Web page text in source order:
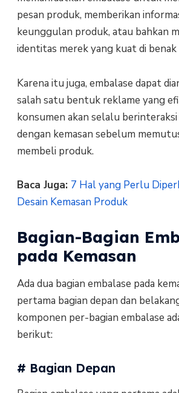
pesan produk, memberikan
keunggulan produk, atau bahkan
identitas merek yang kuat di
Karena itu juga, embalase dapat
salah satu bentuk reklame yang
konsumen akan selalu
dengan kemasan sebelum
membeli produk.
Baca Juga: 7 Hal yang Perlu
Desain Kemasan Produk
Bagian-Bagian
pada Kemasan
Ada dua bagian embalase pada
pertama bagian depan dan
komponen per-bagian embalase
berikut:
# Bagian Depan